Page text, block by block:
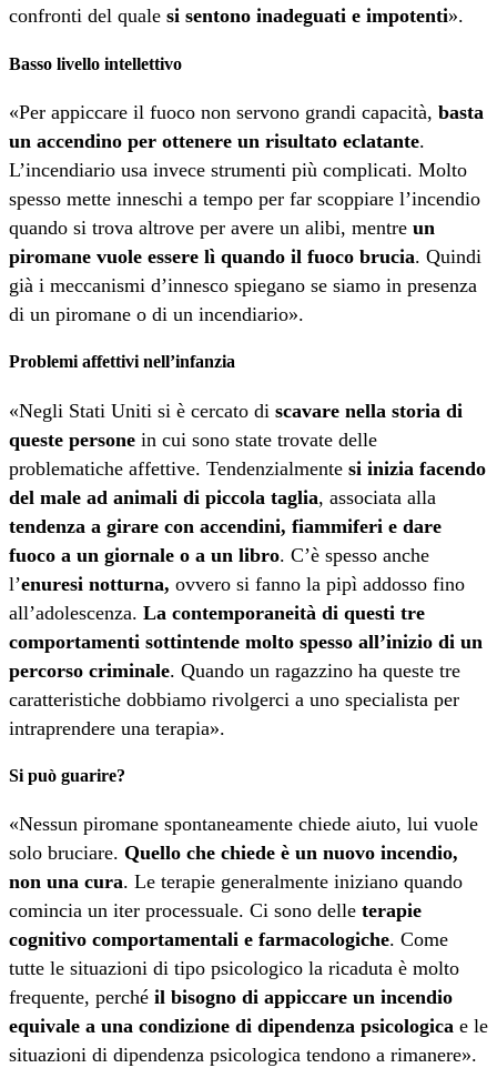
confronti del quale si sentono inadeguati e impotenti».
Basso livello intellettivo
«Per appiccare il fuoco non servono grandi capacità, basta
un accendino per ottenere un risultato eclatante.
L’incendiario usa invece strumenti più complicati. Molto
spesso mette inneschi a tempo per far scoppiare l’incendio
quando si trova altrove per avere un alibi, mentre un
piromane vuole essere lì quando il fuoco brucia. Quindi
già i meccanismi d’innesco spiegano se siamo in presenza
di un piromane o di un incendiario».
Problemi affettivi nell’infanzia
«Negli Stati Uniti si è cercato di scavare nella storia di
queste persone in cui sono state trovate delle
problematiche affettive. Tendenzialmente si inizia facendo
del male ad animali di piccola taglia, associata alla
tendenza a girare con accendini, fiammiferi e dare
fuoco a un giornale o a un libro. C’è spesso anche
l’enuresi notturna, ovvero si fanno la pipì addosso fino
all’adolescenza. La contemporaneità di questi tre
comportamenti sottintende molto spesso all’inizio di un
percorso criminale. Quando un ragazzino ha queste tre
caratteristiche dobbiamo rivolgerci a uno specialista per
intraprendere una terapia».
Si può guarire?
«Nessun piromane spontaneamente chiede aiuto, lui vuole
solo bruciare. Quello che chiede è un nuovo incendio,
non una cura. Le terapie generalmente iniziano quando
comincia un iter processuale. Ci sono delle terapie
cognitivo comportamentali e farmacologiche. Come
tutte le situazioni di tipo psicologico la ricaduta è molto
frequente, perché il bisogno di appiccare un incendio
equivale a una condizione di dipendenza psicologica e le
situazioni di dipendenza psicologica tendono a rimanere».